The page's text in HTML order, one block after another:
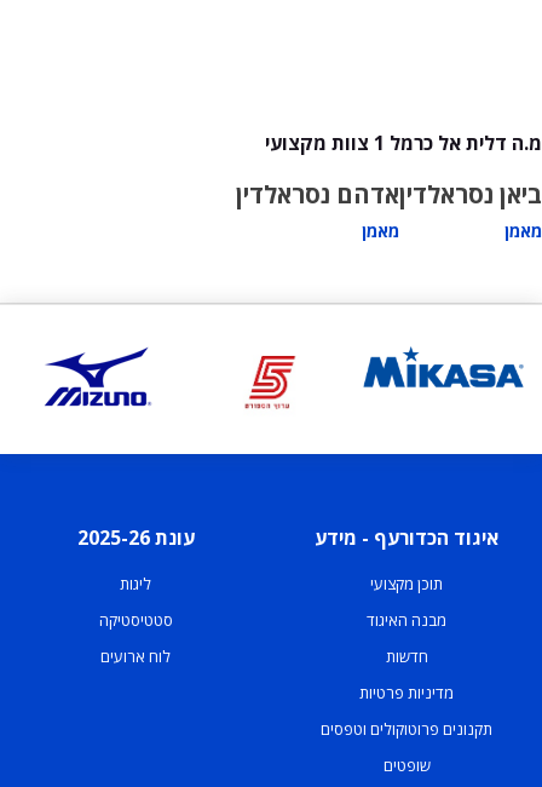
מ.ה דלית אל כרמל 1 צוות מקצועי
ביאן נסראלדין
מאמן
אדהם נסראלדין
מאמן
איגוד הכדורעף - מידע
תוכן מקצועי
מבנה האיגוד
חדשות
מדיניות פרטיות
תקנונים פרוטוקולים וטפסים
שופטים
עונת 2025-26
ליגות
סטטיסטיקה
לוח ארועים